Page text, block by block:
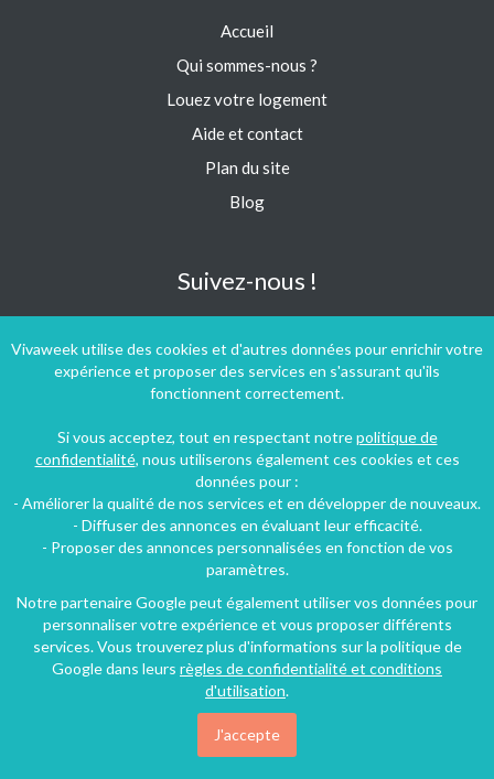
Vivaweek utilise des cookies et d'autres données pour enrichir votre
expérience et proposer des services en s'assurant qu'ils
fonctionnent correctement.
Si vous acceptez, tout en respectant notrepolitique de
confidentialité, nous utiliserons également ces cookies et ces
données pour :
- Améliorer la qualité de nos services et en développer de nouveaux.
- Diffuser des annonces en évaluant leur efficacité.
- Proposer des annonces personnalisées en fonction de vos
paramètres.
Notre partenaire Google peut également utiliser vos données pour
personnaliser votre expérience et vous proposer différents
services. Vous trouverez plus d'informations sur la politique de
Google dans leurs règles de confidentialité et conditions
d'utilisation.
J'accepte
Accueil
Qui sommes-nous ?
Louez votre logement
Aide et contact
Plan du site
Blog
Suivez-nous !
Conditions générales d'utilisation-Politique de confidentialité
Copyright © 2009 ‐ 2026 Vivaweek ‐ Tous droits réservés ‐
Dernière mise à jour du site : 07 août 2026